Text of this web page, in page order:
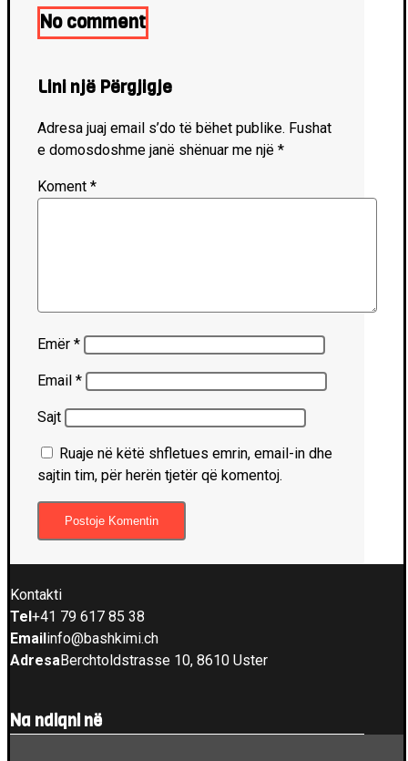
No comment
Lini një Përgjigje
Adresa juaj email s’do të bëhet publike. Fushat
e domosdoshme janë shënuar me një *
Koment *
Emër *
Email *
Sajt
Ruaje në këtë shfletues emrin, email-in dhe
sajtin tim, për herën tjetër që komentoj.
Kontakti
Tel+41 79 617 85 38
Emailinfo@bashkimi.ch
AdresaBerchtoldstrasse 10, 8610 Uster
Na ndiqni në